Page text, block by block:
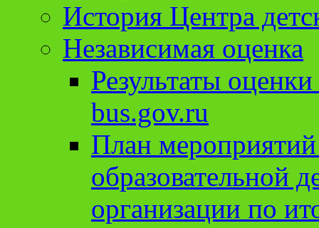
История Центра
Независимая оценка
Результаты
bus.gov.ru
План
образовательной
организации по